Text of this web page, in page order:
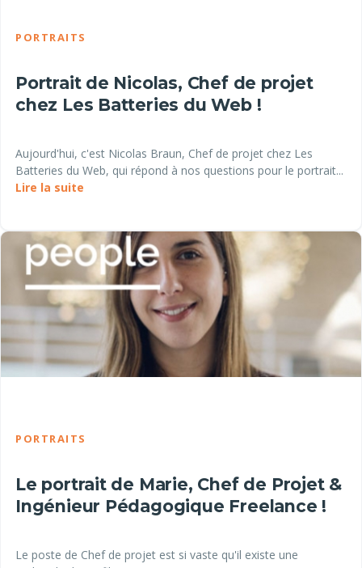
PORTRAITS
Portrait de Nicolas, Chef de projet
chez Les Batteries du Web !
Aujourd'hui, c'est Nicolas Braun, Chef de projet chez Les
Batteries du Web, qui répond à nos questions pour le portrait...
Lire la suite
PORTRAITS
Le portrait de Marie, Chef de Projet &
Ingénieur Pédagogique Freelance !
Le poste de Chef de projet est si vaste qu'il existe une